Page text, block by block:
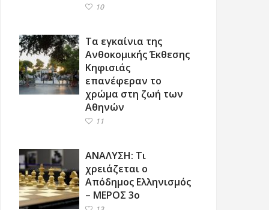
10
Τα εγκαίνια της
Ανθοκομικής Έκθεσης
Κηφισιάς
επανέφεραν το
χρώμα στη ζωή των
Αθηνών
11
ΑΝΑΛΥΣΗ: Τι
χρειάζεται ο
Απόδημος Ελληνισμός
– ΜΕΡΟΣ 3ο